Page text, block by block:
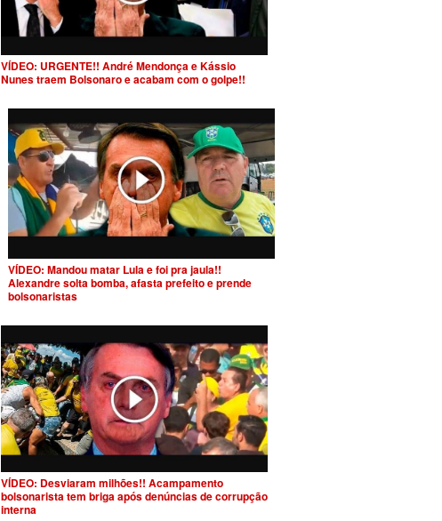
VÍDEO: URGENTE!! André Mendonça e Kássio
Nunes traem Bolsonaro e acabam com o golpe!!
VÍDEO: Mandou matar Lula e foi pra jaula!!
Alexandre solta bomba, afasta prefeito e prende
bolsonaristas
VÍDEO: Desviaram milhões!! Acampamento
bolsonarista tem briga após denúncias de corrupção
interna